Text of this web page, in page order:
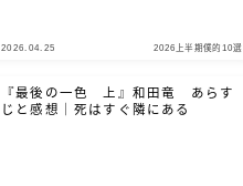
2026.04.25 2026上半期僕的10選
『最後の一色 上』和田竜 あらす
じと感想｜死はすぐ隣にある